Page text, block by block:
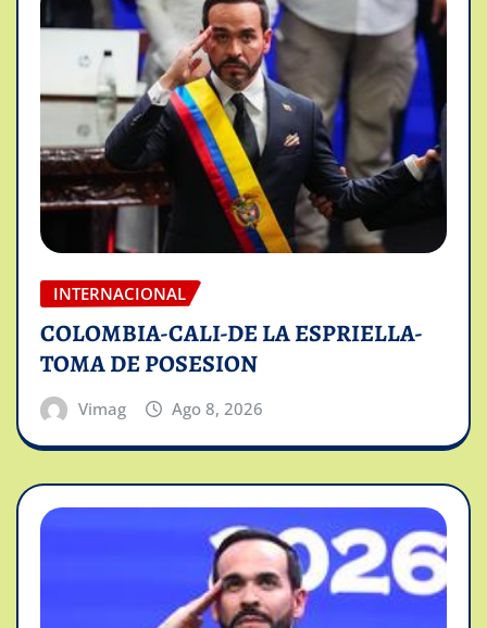
INTERNACIONAL
COLOMBIA-CALI-DE LA ESPRIELLA-
TOMA DE POSESION
Vimag Ago 8, 2026